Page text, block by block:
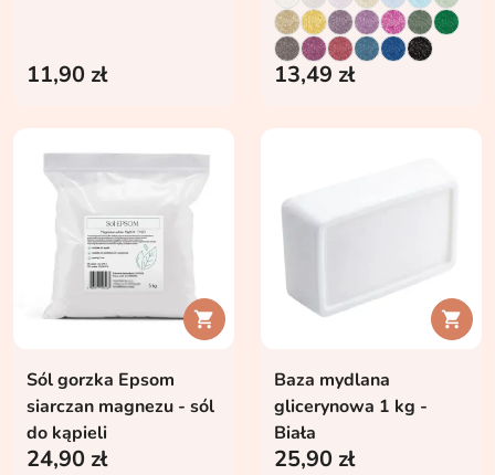
11,90 zł 13,49 zł

Sól gorzka Epsom
siarczan magnezu - sól
do kąpieli
24,90 zł

Baza mydlana
glicerynowa 1 kg -
Biała
25,90 zł